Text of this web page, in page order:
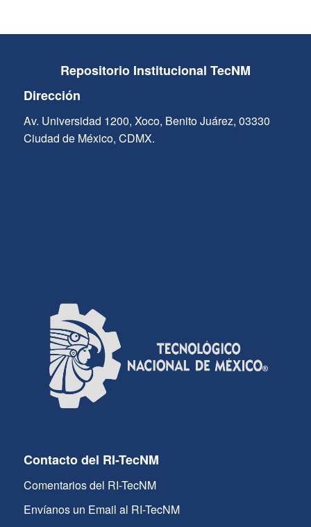
Repositorio Institucional TecNM
Dirección
Av. Universidad 1200, Xoco, Benito Juárez, 03330
Ciudad de México, CDMX.
Contacto del RI-TecNM
Comentarios del RI-TecNM
Envíanos un Email al RI-TecNM